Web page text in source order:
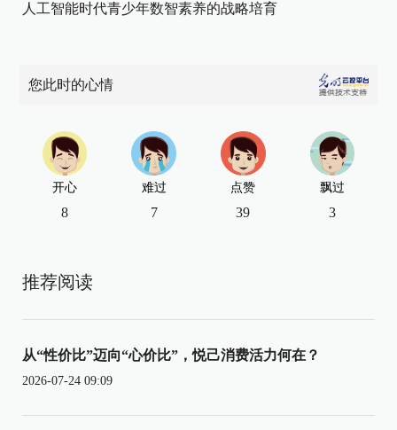
人工智能时代青少年数智素养的战略培育
您此时的心情
开心
8
难过
7
点赞
39
飘过
3
推荐阅读
从“性价比”迈向“心价比”，悦己消费活力何在？
2026-07-24 09:09